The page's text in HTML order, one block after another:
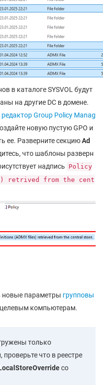
в каталоге SYSVOL будут
на другие DC в домене.
Group Policy Manag
новую пустую GPO и
ее. Разверните секциюAd
что шаблоны разверн
надпись Policy
retrived from the cent
новые параметры групповы
компьютерам.
только
что в реестре
со